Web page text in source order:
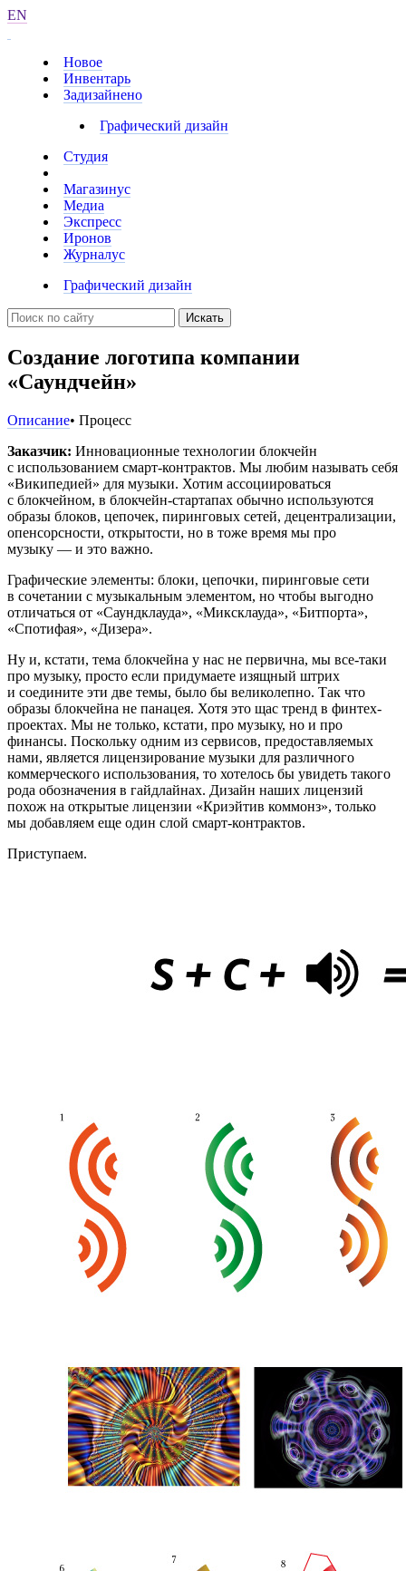
EN
Новое
Инвентарь
Задизайнено
Графический дизайн
Студия
Магазинус
Медиа
Экспресс
Иронов
Журналус
Графический дизайн
Искать
Создание логотипа компании
«Саундчейн»
Описание• Процесс
Заказчик: Инновационные технологии блокчейн
с использованием смарт-контрактов. Мы любим называть себя
«Википедией» для музыки. Хотим ассоциироваться
с блокчейном, в блокчейн-стартапах обычно используются
образы блоков, цепочек, пиринговых сетей, децентрализации,
опенсорсности, открытости, но в тоже время мы про
музыку — и это важно.
Графические элементы: блоки, цепочки, пиринговые сети
в сочетании с музыкальным элементом, но чтобы выгодно
отличаться от «Саундклауда», «Миксклауда», «Битпорта»,
«Спотифая», «Дизера».
Ну и, кстати, тема блокчейна у нас не первична, мы все-таки
про музыку, просто если придумаете изящный штрих
и соедините эти две темы, было бы великолепно. Так что
образы блокчейна не панацея. Хотя это щас тренд в финтех-
проектах. Мы не только, кстати, про музыку, но и про
финансы. Поcкольку одним из сервисов, предоставляемых
нами, является лицензирование музыки для различного
коммерческого использования, то хотелось бы увидеть такого
рода обозначения в гайдлайнах. Дизайн наших лицензий
похож на открытые лицензии «Криэйтив коммонз», только
мы добавляем еще один слой смарт-контрактов.
Приступаем.